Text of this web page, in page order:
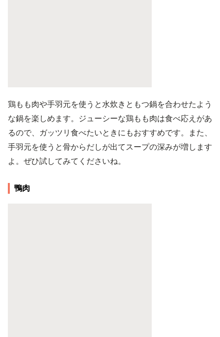
鶏もも肉や手羽元を使うと水炊きともつ鍋を合わせたよう
な鍋を楽しめます。ジューシーな鶏もも肉は食べ応えがあ
るので、ガッツリ食べたいときにもおすすめです。また、
手羽元を使うと骨からだしが出てスープの深みが増します
よ。ぜひ試してみてくださいね。
鴨肉